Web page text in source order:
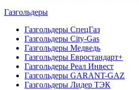
Газгольдеры
Газгольдеры СпецГаз
Газгольдеры City-Gas
Газгольдеры Медведь
Газгольдеры Евростандарт+
Газгольдеры Реал Инвест
Газгольдеры GARANT-GAZ
Газгольдеры Лидер ТЭК